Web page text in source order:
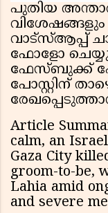
പുതിയ
വാട്സ്ആപ്പ്
ഫോളോ
ഫേസ്ബുക്ക്
പോസ്റ്റിന്
Article
calm, an
Gaza City
groom-to-be,
Lahia amid
and severe